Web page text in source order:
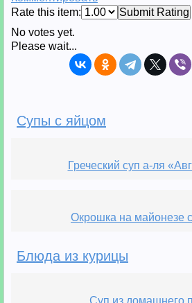
Rate this item:
Submit Rating
No votes yet.
Please wait...
Супы с яйцом
Греческий суп а-ля
Окрошка на майонезе
Блюда из курицы
Суп из домашнего